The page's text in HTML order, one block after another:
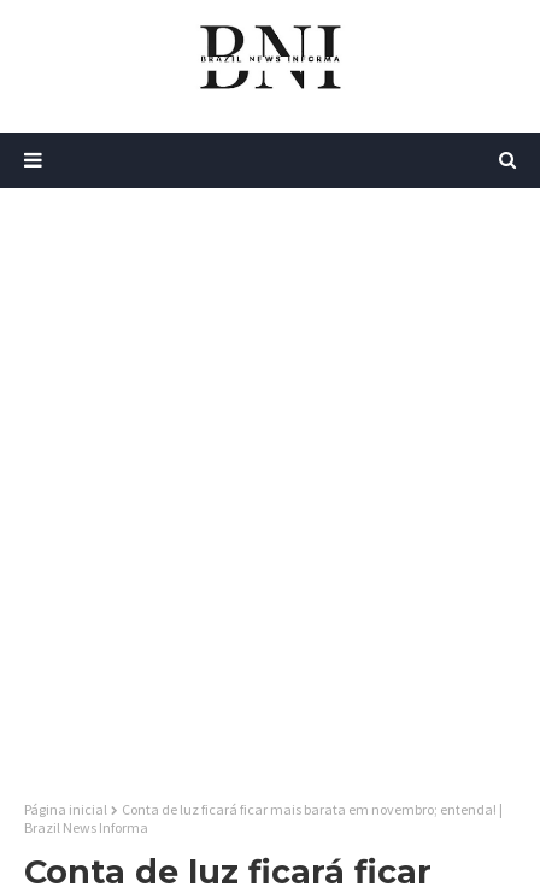
Página inicial
Conta de luz ficará ficar mais barata em novembro; entenda! |
Brazil News Informa
Conta de luz ficará ficar